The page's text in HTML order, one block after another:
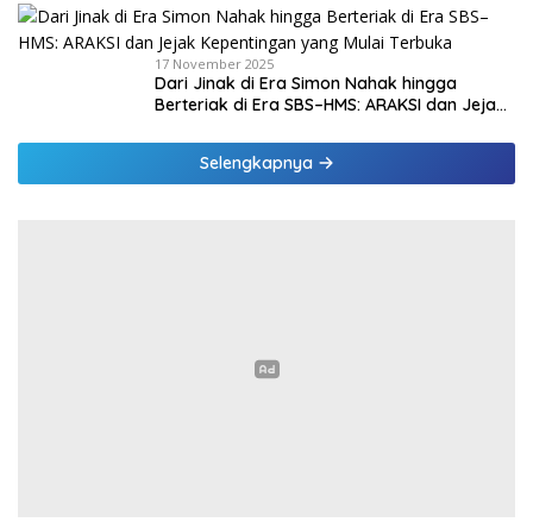
17 November 2025
Dari Jinak di Era Simon Nahak hingga
Berteriak di Era SBS–HMS: ARAKSI dan Jejak
Selengkapnya